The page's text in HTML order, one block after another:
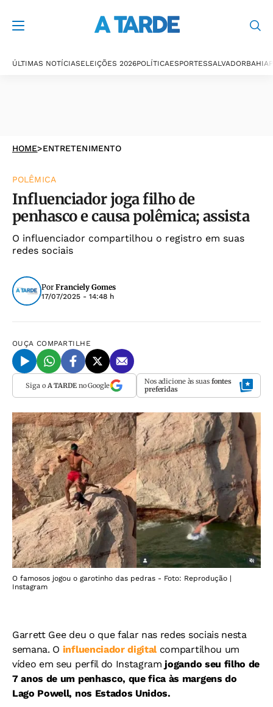
ÚLTIMAS NOTÍCIASELEIÇÕES 2026POLÍTICAESPORTESSALVADORBAHIA
HOME>ENTRETENIMENTO
POLÊMICA
Influenciador joga filho de
penhasco e causa polêmica; assista
O influenciador compartilhou o registro em suas
redes sociais
Por Franciely Gomes
17/07/2025 - 14:48 h
OUÇA COMPARTILHE
Siga o A TARDEno Google Nos adicione às suas fontes
preferidas
O famosos jogou o garotinho das pedras - Foto: Reprodução |
Instagram
Garrett Gee deu o que falar nas redes sociais nesta
semana. O influenciador digitalcompartilhou um
vídeo em seu perfil do Instagram jogando seu filho de
7 anos de um penhasco, que fica às margens do
Lago Powell, nos Estados Unidos.